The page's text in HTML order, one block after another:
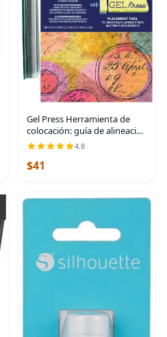
Gel Press Herramienta de
colocación: guía de alineación
de precisión para impresión
en gel, impresiones
repetibles en capas, fácil
4.8
$41